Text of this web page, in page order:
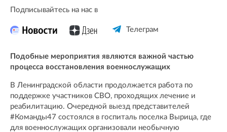
Подписывайтесь на нас в
Телеграм
Подобные мероприятия являются важной частью
процесса восстановления военнослужащих
В Ленинградской области продолжается работа по
поддержке участников СВО, проходящих лечение и
реабилитацию. Очередной выезд представителей
#Команды47 состоялся в госпиталь поселка Вырица, где
для военнослужащих организовали необычную